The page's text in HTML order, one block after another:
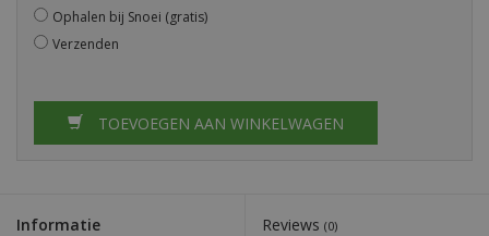
Ophalen bij Snoei (gratis)
Verzenden
TOEVOEGEN AAN WINKELWAGEN
Informatie Reviews (0)